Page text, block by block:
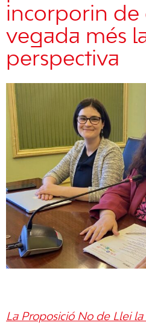
incorporin de
vegada més
perspectiva
La Proposició No de Llei